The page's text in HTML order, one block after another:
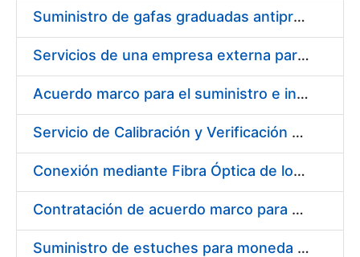
Suministro de gafas graduadas antiproyecciones para los trabajadores de la FNMT-RCM en los centros de trabajo de Madrid y Burgos
Servicios de una empresa externa para el asesoramiento y resolución de los recursos de alzada que se presentan relacionados con procesos de selección para la FNMT-RCM
Acuerdo marco para el suministro e instalación de persianas, estores y otros complementos
Servicio de Calibración y Verificación Externa de los Equipos de Medición del Servicio de Prevención de la FNMT-RCM
Conexión mediante Fibra Óptica de los Centros de Proceso de Datos (CPDs) de las sedes de la FNMT-RCM de Burgos y Madrid
Contratación de acuerdo marco para el Suministro de Material de Electricidad para la Fábrica Nacional de Moneda y Timbre-Real Casa de la Moneda en su centro de trabajo de Burgos
Suministro de estuches para moneda de 30 €